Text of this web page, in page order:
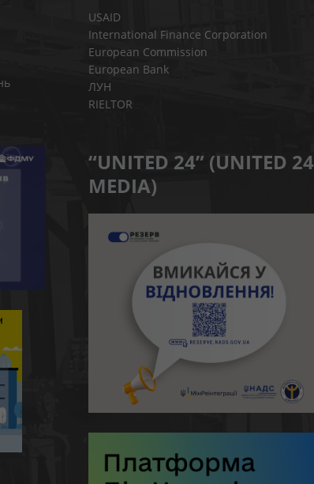
USAID
International Finance Corporation
European Commission
European Bank
ЛУН
RIELTOR
“UNITED 24” (UNITED 24
MEDIA)